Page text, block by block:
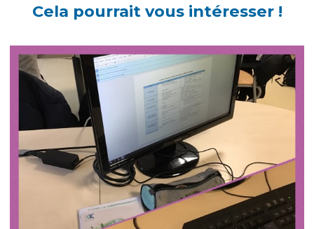
Cela pourrait vous intéresser !